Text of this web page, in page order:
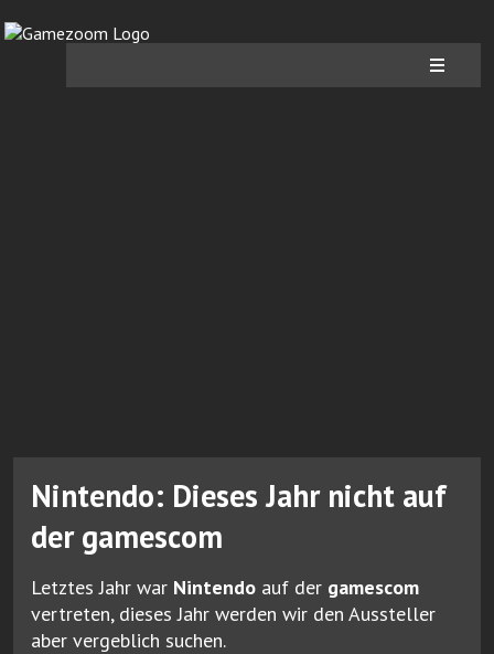
Nintendo: Dieses Jahr nicht auf
der gamescom
Letztes Jahr war Nintendo auf der gamescom
vertreten, dieses Jahr werden wir den Aussteller
aber vergeblich suchen.